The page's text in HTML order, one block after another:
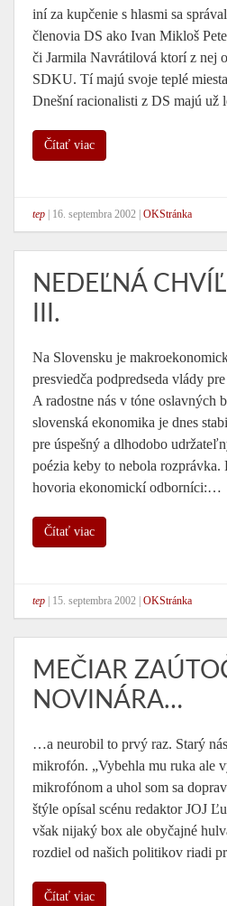
iní za kupčenie s hlasmi sa
členovia DS ako Ivan Mikloš
či Jarmila Navrátilová ktorí z nej
SDKU. Tí majú svoje teplé
Dnešní racionalisti z DS majú už
Čítať viac
tep 16. septembra 2002 OKStránka
NEDEĽNÁ
III.
Na Slovensku je
presviedča podpredseda vlády
A radostne nás v tóne oslavných
slovenská ekonomika je dnes
pre úspešný a dlhodobo
poézia keby to nebola rozprávka.
hovoria ekonomickí odborníci:…
Čítať viac
tep 15. septembra 2002 OKStránka
MEČIAR
NOVINÁRA…
…a neurobil to prvý raz. Starý
mikrofón. „Vybehla mu ruka ale
mikrofónom a uhol som sa
štýle opísal scénu redaktor JOJ
však nijaký box ale obyčajné
rozdiel od našich politikov riadi
Čítať viac